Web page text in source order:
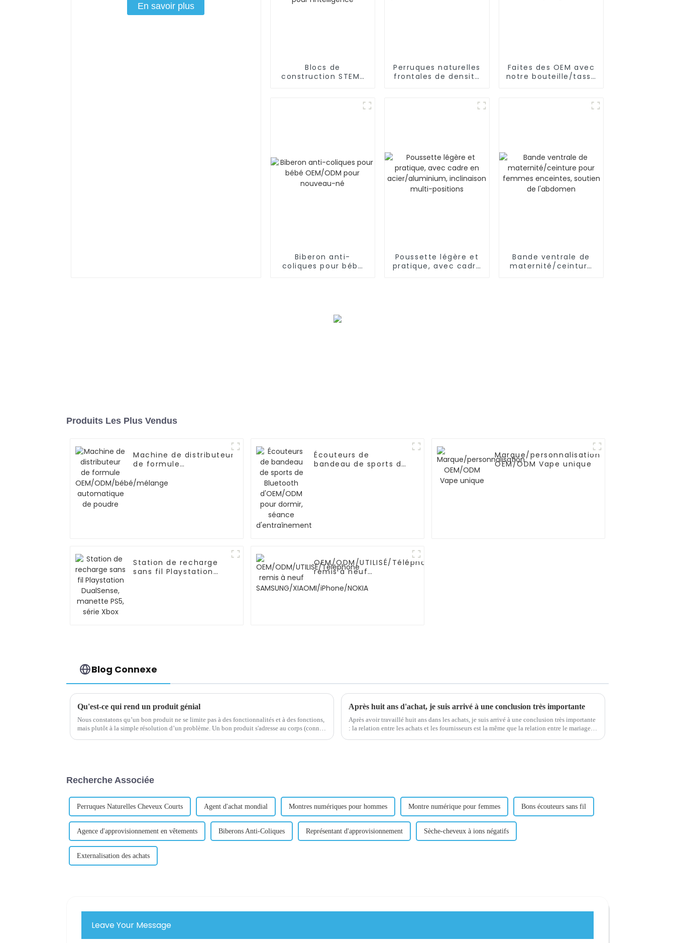
En savoir plus
Blocs de
construction STEM/
Perruques naturelles
frontales de densité
Faites des OEM avec
notre bouteille/tasse
Biberon anti-
coliques pour bébé
Poussette légère et
pratique, avec cadre
Bande ventrale de
maternité/ceinture
Produits Les Plus Vendus
Machine de distributeur
de formule
automatique de poudre
Écouteurs de
bandeau de sports de
Marque/personnalisation
OEM/ODM Vape unique
Station de recharge
sans fil Playstation
OEM/ODM/UTILISÉ/Téléphone
remis à neuf
Blog Connexe
Qu'est-ce qui rend un produit génial
Nous constatons qu’un bon produit ne se limite pas à des fonctionnalités et à des fonctions,
mais plutôt à la simple résolution d’un problème. Un bon produit s'adresse au corps (connaît
Après huit ans d'achat, je suis arrivé à une conclusion très importante
Après avoir travaillé huit ans dans les achats, je suis arrivé à une conclusion très importante
: la relation entre les achats et les fournisseurs est la même que la relation entre le mariage !
Recherche Associée
Perruques Naturelles Cheveux Courts Agent d'achat mondial Montres numériques pour hommes Montre numérique pour femmes Bons écouteurs sans fil
Agence d'approvisionnement en vêtements Biberons Anti-Coliques Représentant d'approvisionnement Sèche-cheveux à ions négatifs
Externalisation des achats
Leave Your Message